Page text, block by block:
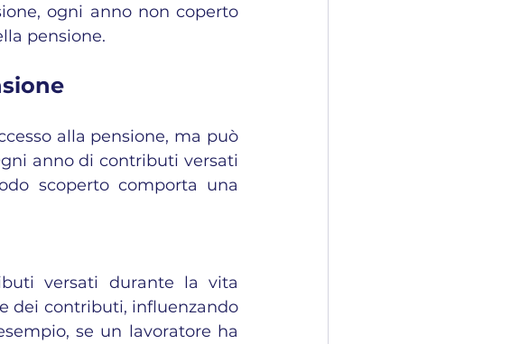
ogni anno non coperto
pensione.
alla pensione, ma può
anno di contributi versati
scoperto comporta una
versati durante la vita
dei contributi, influenzando
se un lavoratore ha